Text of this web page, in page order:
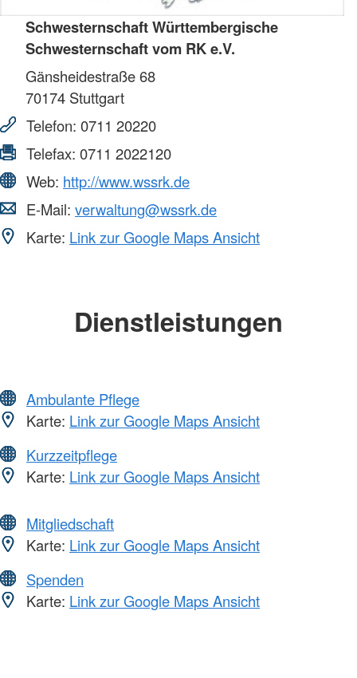
Schwesternschaft Württembergische
Schwesternschaft vom RK e.V.
Gänsheidestraße 68
70174 Stuttgart
Telefon: 0711 20220
Telefax: 0711 2022120
Web: http://www.wssrk.de
E-Mail: verwaltung@wssrk.de
Karte: Link zur Google Maps Ansicht
Dienstleistungen
Ambulante Pflege
Karte: Link zur Google Maps Ansicht
Kurzzeitpflege
Karte: Link zur Google Maps Ansicht
Mitgliedschaft
Karte: Link zur Google Maps Ansicht
Spenden
Karte: Link zur Google Maps Ansicht